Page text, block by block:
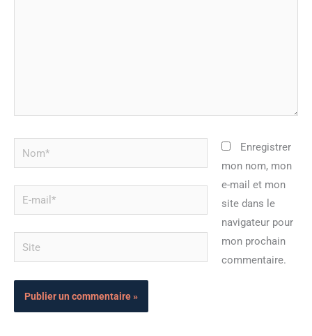
Nom*
mail*
Site
Enregistrer
mon nom, mon
e-mail et mon
site dans le
navigateur pour
mon prochain
commentaire.